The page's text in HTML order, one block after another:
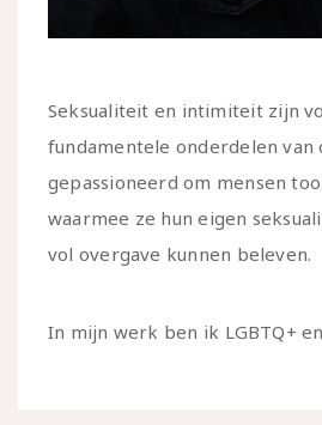
Seksualiteit en intimiteit zijn
fundamentele onderdelen van
gepassioneerd om mensen
waarmee ze hun eigen
vol overgave kunnen beleven.
In mijn werk ben ik LGBTQ+